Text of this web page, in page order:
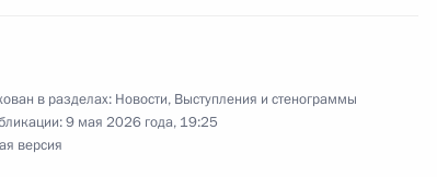
грамоты семнадцати
в разделах: Новости, Выступления и стенограммы
9 мая 2026 года, 19:25
версия